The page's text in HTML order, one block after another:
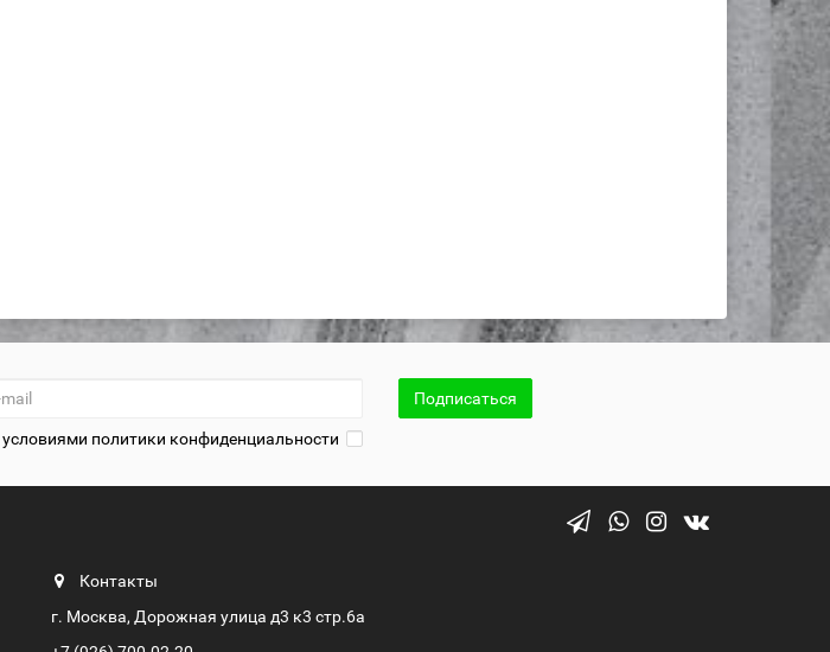
Подписаться
условиями политики конфиденциальности
Контакты
г. Москва, Дорожная улица д3 к3 стр.6а